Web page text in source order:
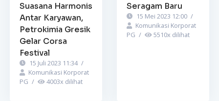
Suasana Harmonis
Antar Karyawan,
Petrokimia Gresik
Gelar Corsa
Festival
15 Juli 2023 11:34 /
Komunikasi Korporat
PG / 4003x dilihat
Seragam Baru
15 Mei 2023 12:00 /
Komunikasi Korporat
PG / 5510x dilihat